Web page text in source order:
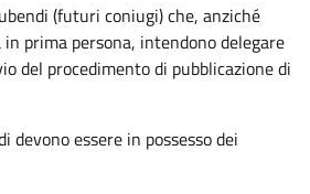
(futuri coniugi) che, anziché
prima persona, intendono delegare
del procedimento di pubblicazione di
devono essere in possesso dei